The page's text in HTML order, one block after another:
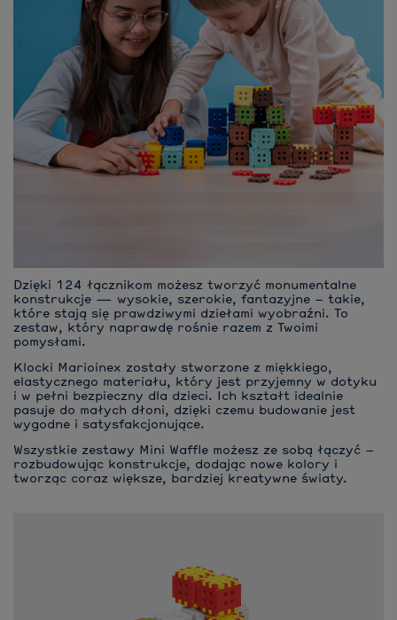
Dzięki 124 łącznikom możesz tworzyć monumentalne
konstrukcje — wysokie, szerokie, fantazyjne – takie,
które stają się prawdziwymi dziełami wyobraźni. To
zestaw, który naprawdę rośnie razem z Twoimi
pomysłami.
Klocki Marioinex zostały stworzone z miękkiego,
elastycznego materiału, który jest przyjemny w dotyku
i w pełni bezpieczny dla dzieci. Ich kształt idealnie
pasuje do małych dłoni, dzięki czemu budowanie jest
wygodne i satysfakcjonujące.
Wszystkie zestawy Mini Waffle możesz ze sobą łączyć –
rozbudowując konstrukcje, dodając nowe kolory i
tworząc coraz większe, bardziej kreatywne światy.